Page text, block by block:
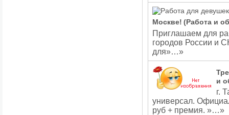
Москве! (Работа и
Приглашаем для
городов России и
для»…»
и
г.
универсал.
руб + премия. »…»